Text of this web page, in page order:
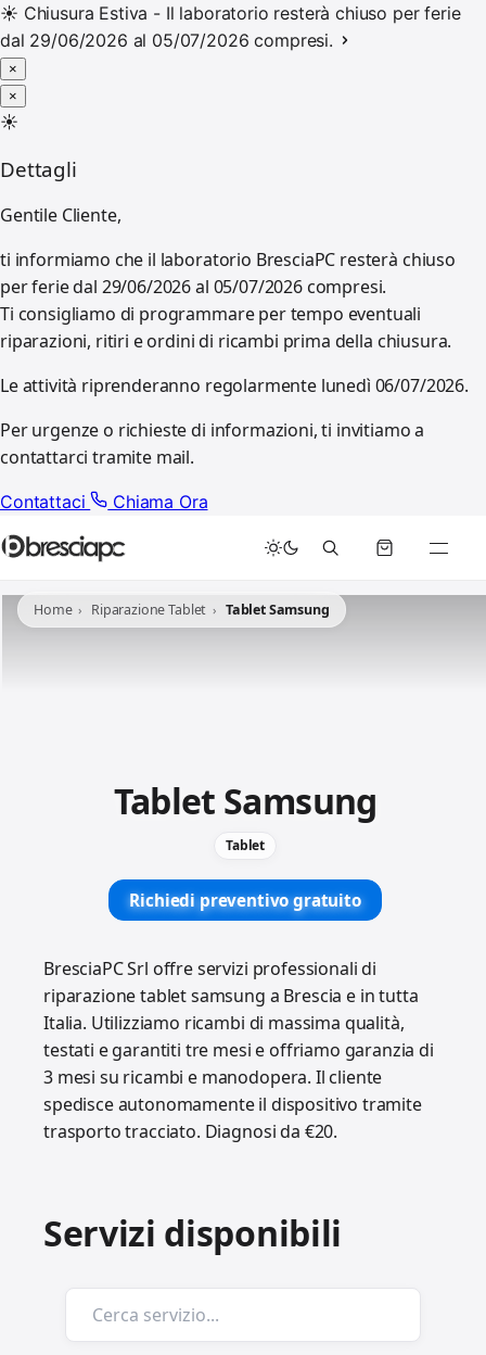
☀️ Chiusura Estiva - Il laboratorio resterà chiuso per ferie
dal 29/06/2026 al 05/07/2026 compresi.
×
×
☀️
Dettagli
Gentile Cliente,
ti informiamo che il laboratorio BresciaPC resterà chiuso
per ferie dal 29/06/2026 al 05/07/2026 compresi.
Ti consigliamo di programmare per tempo eventuali
riparazioni, ritiri e ordini di ricambi prima della chiusura.
Le attività riprenderanno regolarmente lunedì 06/07/2026.
Per urgenze o richieste di informazioni, ti invitiamo a
contattarci tramite mail.
Contattaci Chiama Ora
Home Riparazione Tablet Tablet Samsung
Tablet Samsung
Tablet
Richiedi preventivo gratuito
BresciaPC Srl offre servizi professionali di
riparazione tablet samsung a Brescia e in tutta
Italia. Utilizziamo ricambi di massima qualità,
testati e garantiti tre mesi e offriamo garanzia di
3 mesi su ricambi e manodopera. Il cliente
spedisce autonomamente il dispositivo tramite
trasporto tracciato. Diagnosi da €20.
Servizi disponibili